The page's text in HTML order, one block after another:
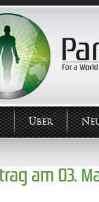
Über
am 03.